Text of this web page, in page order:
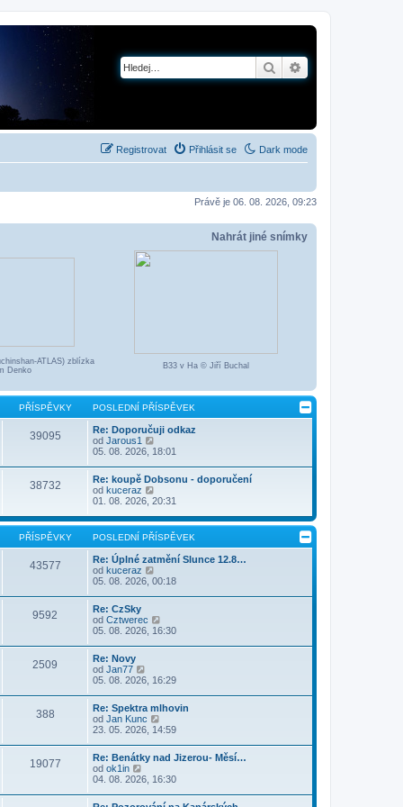
Hledat
Dark mode
Přihlásit se
Registrovat
Právě je 06. 08. 2026, 09:23
Nahrát jiné snímky
ATLAS) zblízka
Denko
B33 v Ha © Jiří Buchal
PŘÍSPĚVKY POSLEDNÍ PŘÍSPĚVEK
39095
Re: Doporučuji odkaz
od Jarous1
o
r
a
i
t
p
o
s
l
d
í
ř
í
s
v
k
05. 08. 2026, 18:01
38732
Re: koupě Dobsonu - doporučení
od kuceraz
o
r
a
z
t
p
o
s
e
d
í
í
s
p
ě
v
k
01. 08. 2026, 20:31
PŘÍSPĚVKY POSLEDNÍ PŘÍSPĚVEK
43577
Re: Úplné zatmění Slunce 12.8…
od kuceraz
o
r
z
i
t
s
e
d
n
í
í
s
p
ě
05. 08. 2026, 00:18
9592
Re: CzSky
od Cztwerec
o
r
i
t
p
s
e
d
í
ř
05. 08. 2026, 16:30
2509
Re: Novy
od Jan77
o
r
a
z
i
t
p
o
s
l
e
05. 08. 2026, 16:29
388
Re: Spektra mlhovin
od Jan Kunc
o
r
a
i
t
p
23. 05. 2026, 14:59
19077
Re: Benátky nad Jizerou- Měsí…
od ok1in
o
r
04. 08. 2026, 16:30